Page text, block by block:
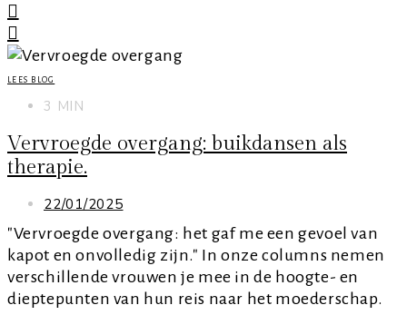
LEES BLOG
3 MIN
Vervroegde overgang: buikdansen als
therapie.
22/01/2025
"Vervroegde overgang: het gaf me een gevoel van
kapot en onvolledig zijn." In onze columns nemen
verschillende vrouwen je mee in de hoogte- en
dieptepunten van hun reis naar het moederschap.